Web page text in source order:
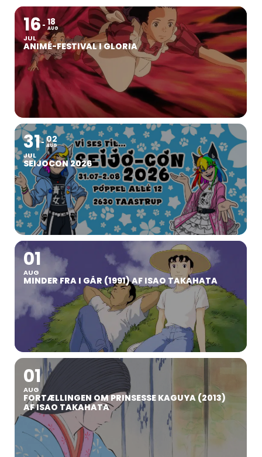
16
JUL
18
AUG
ANIMÉ-FESTIVAL I GLORIA
31
JUL
02
AUG
SEIJOCON 2026
01
AUG
MINDER FRA I GÅR (1991) AF ISAO TAKAHATA
01
AUG
FORTÆLLINGEN OM PRINSESSE KAGUYA (2013)
AF ISAO TAKAHATA